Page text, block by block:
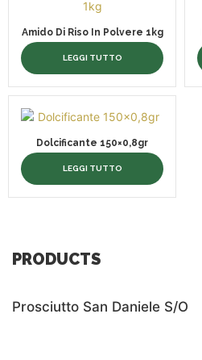
Amido Di Riso In Polvere 1kg
LEGGI TUTTO
Dolcificante 150×0,8gr
LEGGI TUTTO
PRODUCTS
Prosciutto San Daniele S/o